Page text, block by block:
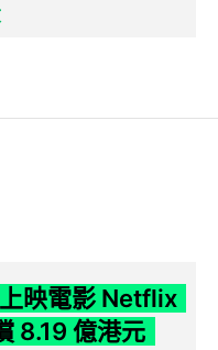
映電影 Netflix
8.19 億港元